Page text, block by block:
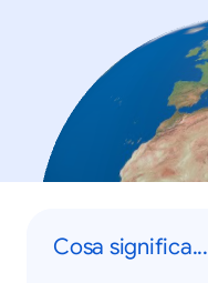
Cosa significa...